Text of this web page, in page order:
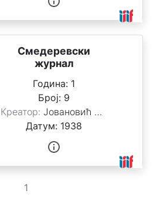
Смедеревски
журнал
Година: 1
Број: 9
Креатор: Јовановић Стоимировић, Милан
Датум: 1938
1